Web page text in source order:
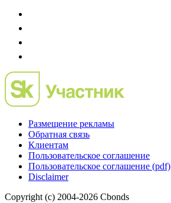
Размещение рекламы
Обратная связь
Клиентам
Пользовательское соглашение
Пользовательское соглашение (pdf)
Disclaimer
Copyright (c) 2004-2026 Cbonds